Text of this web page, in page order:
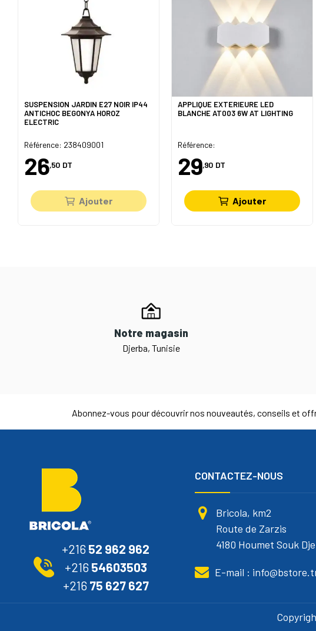
SUSPENSION JARDIN E27 NOIR IP44
ANTICHOC BEGONYA HOROZ
ELECTRIC
Référence: 238409001
26,50 DT
Ajouter
APPLIQUE EXTERIEURE LED
BLANCHE AT003 6W AT LIGHTING
Référence:
29,90 DT
Ajouter
Notre magasin
Djerba, Tunisie
Abonnez-vous pour découvrir nos nouveautés, conseils et
+216 52 962 962
+216 54603503
+216 75 627 627
CONTACTEZ-NOUS
Bricola, km2
Route de Zarzis
4180 Houmet Souk
E-mail :